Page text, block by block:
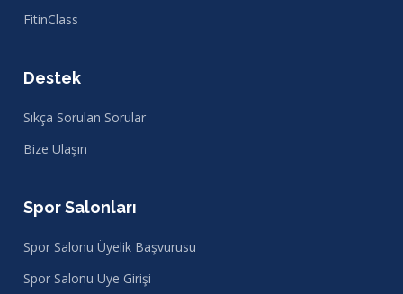
FitinClass
Destek
Sıkça Sorulan Sorular
Bize Ulaşın
Spor Salonları
Spor Salonu Üyelik Başvurusu
Spor Salonu Üye Girişi